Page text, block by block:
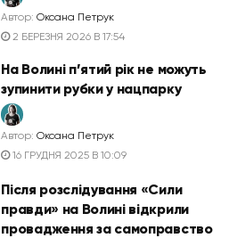
Автор: Оксана Петрук
2 БЕРЕЗНЯ 2026 В 17:54
На Волині п’ятий рік не можуть
зупинити рубки у нацпарку
Автор: Оксана Петрук
16 ГРУДНЯ 2025 В 10:09
Після розслідування «Сили
правди» на Волині відкрили
провадження за самоправство